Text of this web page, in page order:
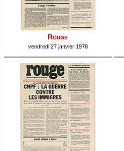
Rouge
vendredi 27 janvier 1978